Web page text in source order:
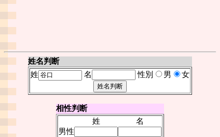
姓名判断
姓
名 性別 男 女
相性判断
姓
名
男性